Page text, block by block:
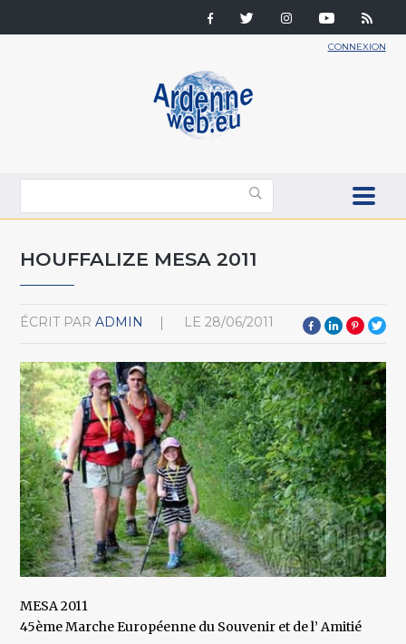
CONNEXION
HOUFFALIZE MESA 2011
ÉCRIT PAR ADMIN LE 28/06/2011
MESA 2011
45ème Marche Européenne du Souvenir et de l’ Amitié